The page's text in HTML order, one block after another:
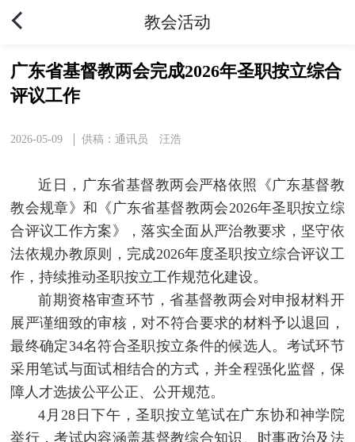
教会活动
广东省基督教两会完成2026年圣职按立综合
评议工作
2026-05-09 供稿：通讯员 汪浩
近日，广东省基督教两会严格依照《广东基督教
教会规章》和《广东省基督教两会2026年圣职按立综
合评议工作方案》，落实全面从严治教要求，坚守依
法依规办教原则，完成2026年度圣职按立综合评议工
作，持续推动圣职按立工作规范化建设。
前期资格审查环节，省基督教两会对申报材料开
展严谨细致的审核，对不符合要求的材料予以退回，
最终确定34名符合圣职按立条件的候选人。考试环节
采用笔试与面试相结合的方式，并全程强化监督，保
障人才选拔公平公正、公开规范。
4月28日下午，圣职按立笔试在广东协和神学院
举行，考试内容涵盖基督教综合知识、时事政治及法